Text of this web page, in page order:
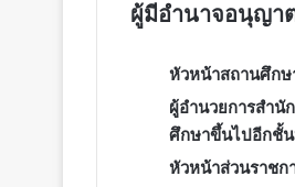
ผู้มีอำนาจอนุญา
หัวหน้าสถานศึกษ
ผู้อำนวยการสำนั
ศึกษาขึ้นไปอีกชั้
หัวหน้าส่วนราชก